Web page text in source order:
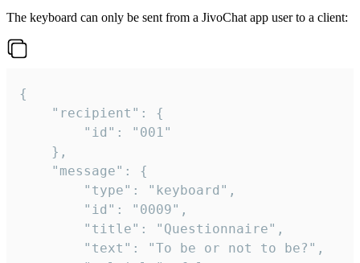
The keyboard can only be sent from a JivoChat app user to a client:
{